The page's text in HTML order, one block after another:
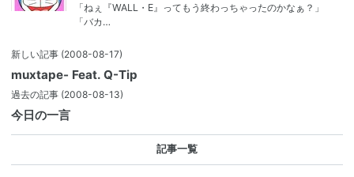
「ねぇ『WALL・E』ってもう終わっちゃったのかなぁ？」
「バカ…
新しい記事 (2008-08-17)
muxtape- Feat. Q-Tip
過去の記事 (2008-08-13)
今日の一言
記事一覧